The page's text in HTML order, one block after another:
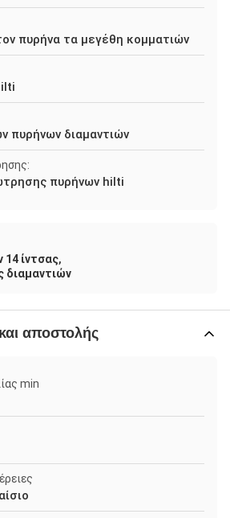
πυρήνα τα μεγέθη κομματιών
πυρήνων διαμαντιών
πυρήνων hilti
14 ίντσας,
διαμαντιών
αποστολής
min